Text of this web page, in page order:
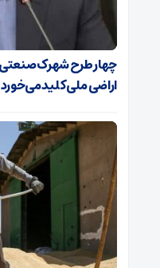
اراضی ملی کلید می‌خورد